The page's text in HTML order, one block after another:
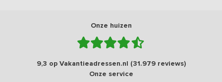
Onze huizen
9,3 op Vakantieadressen.nl (31.979 reviews)
Onze service